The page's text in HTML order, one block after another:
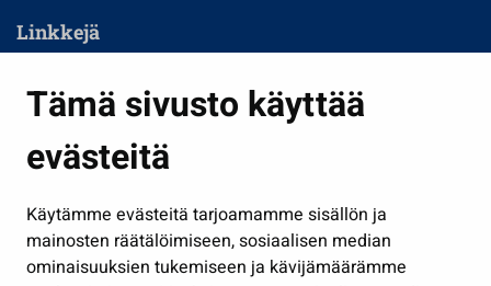
Tämä sivusto käyttää
evästeitä
Käytämme evästeitä tarjoamamme sisällön ja
mainosten räätälöimiseen, sosiaalisen median
ominaisuuksien tukemiseen ja kävijämäärämme
Linkkejä
Kasvatus ja opetus
Kulttuuri ja liikunta
Työ ja yrittäminen
Osallistu ja asioi